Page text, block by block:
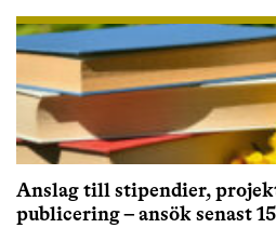
Anslag till stipendier,
publicering – ansök senast